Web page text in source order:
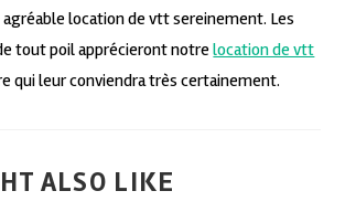
location de vtt sereinement. Les
tout poil apprécieront notrelocation de vtt
qui leur conviendra très certainement.
ALSO LIKE